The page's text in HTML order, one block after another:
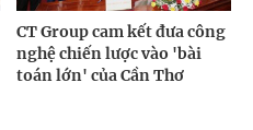
CT Group cam kết đưa công
nghệ chiến lược vào 'bài
toán lớn' của Cần Thơ